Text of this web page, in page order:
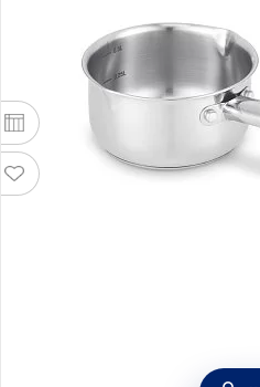
Ковшик CICLA 1,1